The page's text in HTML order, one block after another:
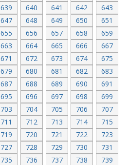
639 640 641 642
643
647 648 649 650
651
655 656 657 658
659
663 664 665 666
667
671 672 673 674
675
679 680 681 682
683
687 688 689 690
691
695 696 697 698
699
703 704 705 706
707
711 712 713 714
715
719 720 721 722
723
727 728 729 730
731
735 736 737 738
739